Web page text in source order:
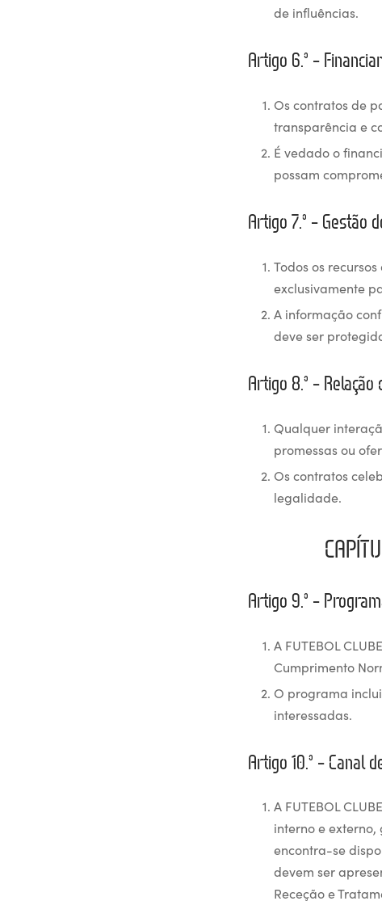
de influências.
Artigo 6.º –
Os contratos de
transparência e
É vedado o
possam
Artigo 7.º – Gestão
Todos os recursos
exclusivamente
A informação
deve ser
Artigo 8.º –
Qualquer
promessas ou
Os contratos
legalidade.
Artigo 9.º –
A FUTEBOL
Cumprimento
O programa
interessadas.
Artigo 10.º – Canal
A FUTEBOL
interno e
encontra-se
devem ser
Receção e